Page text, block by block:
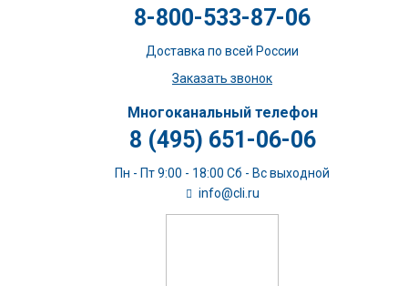
8-800-533-87-06
Доставка по всей России
Заказать звонок
Многоканальный телефон
8 (495) 651-06-06
Пн - Пт 9:00 - 18:00 Сб - Вс выходной
info@cli.ru